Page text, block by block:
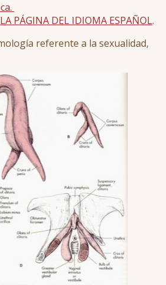
LA PÁGINA DEL IDIOMA ESPAÑOL.
referente a la sexualidad,